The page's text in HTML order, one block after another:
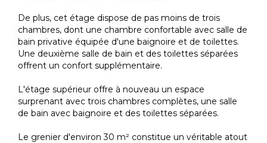
Centre ville
Gare
Supermarché
Aéroport
Hôpital/clinique
De plus, cet étage dispose de pas moins de trois
chambres, dont une chambre confortable avec salle de
bain privative équipée d'une baignoire et de toilettes.
Une deuxième salle de bain et des toilettes séparées
offrent un confort supplémentaire.
L'étage supérieur offre à nouveau un espace
surprenant avec trois chambres complètes, une salle
de bain avec baignoire et des toilettes séparées.
Le grenier d'environ 30 m² constitue un véritable atout